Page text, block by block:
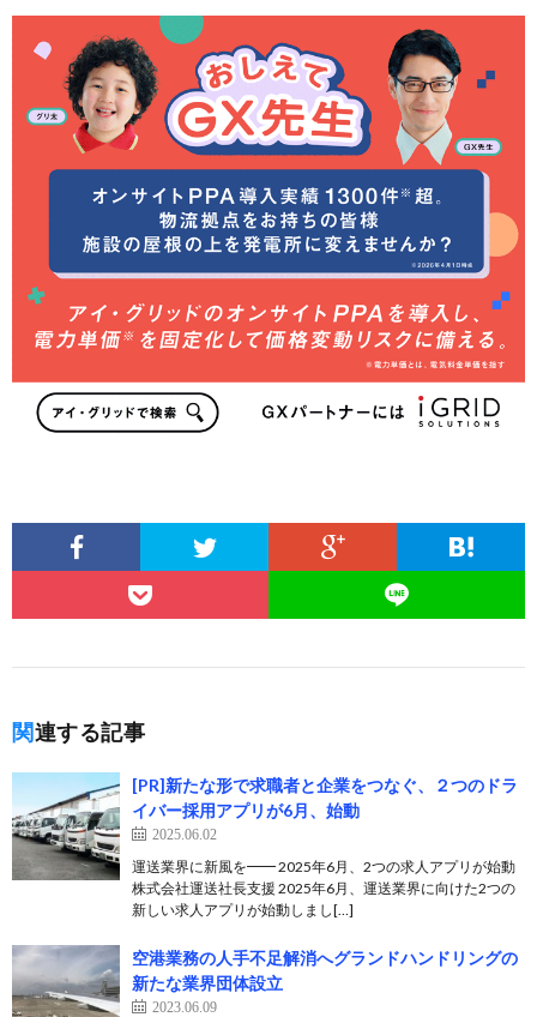
関連する記事
[PR]新たな形で求職者と企業をつなぐ、２つのドラ
イバー採用アプリが6月、始動
2025.06.02
運送業界に新風を━━ 2025年6月、2つの求人アプリが始動
株式会社運送社長支援 2025年6月、運送業界に向けた2つの
新しい求人アプリが始動しまし[…]
空港業務の人手不足解消へグランドハンドリングの
新たな業界団体設立
2023.06.09